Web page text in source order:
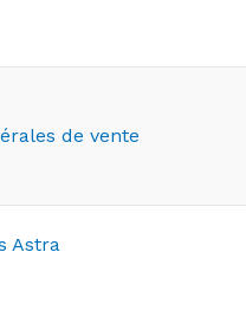
de vente
Astra